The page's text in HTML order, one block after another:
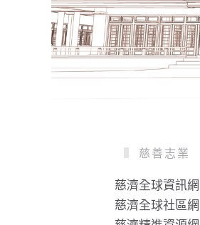
慈善志業
慈濟全球資訊網
慈濟全球社區網